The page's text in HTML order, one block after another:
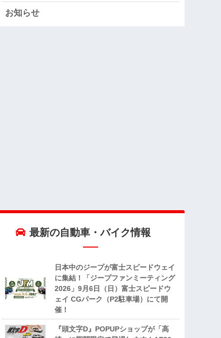
お知らせ
最新の自動車・バイク情報
日本中のジープが富士スピードウェイ
に集結！「ジープファンミーティング
2026」9月6日（日）富士スピードウ
ェイ CGパーク（P2駐車場）にて開
催！
『頭文字D』POPUPショップが「高